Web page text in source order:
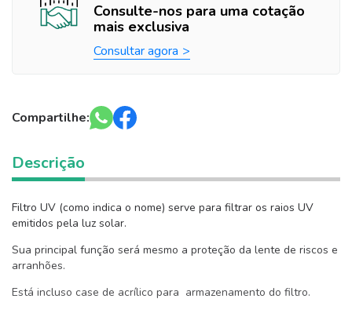
Consulte-nos para uma cotação
mais exclusiva
Consultar agora
Compartilhe:
Descrição
Filtro UV (como indica o nome) serve para filtrar os raios UV
emitidos pela luz solar.
Sua principal função será mesmo a proteção da lente de riscos e
arranhões.
Está incluso case de acrílico para armazenamento do filtro.